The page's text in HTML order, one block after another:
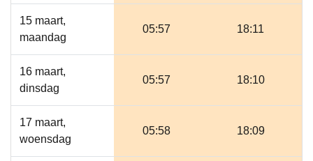
15 maart,
maandag
05:57 18:11
16 maart,
dinsdag
05:57 18:10
17 maart,
woensdag
05:58 18:09